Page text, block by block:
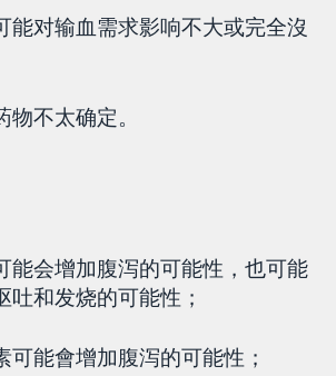
能对输血需求影响不大或完全沒
不太确定。
能会增加腹泻的可能性，也可能
吐和发烧的可能性；
可能會增加腹泻的可能性；